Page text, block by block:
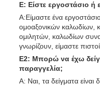
Ε: Είστε εργοστάσιο ή
Α:Είμαστε ένα
ομοαξονικών καλωδίων,
ομιλητών, καλωδίων
γνωρίζουν, είμαστε
Ε2: Μπορώ να έχω
παραγγελία;
Α: Ναι, τα δείγματα είναι